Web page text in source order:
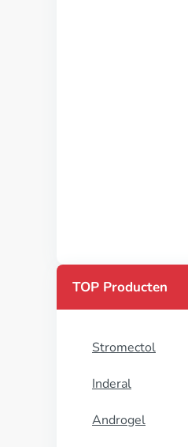
TOP Producten
Stromectol
Inderal
Androgel